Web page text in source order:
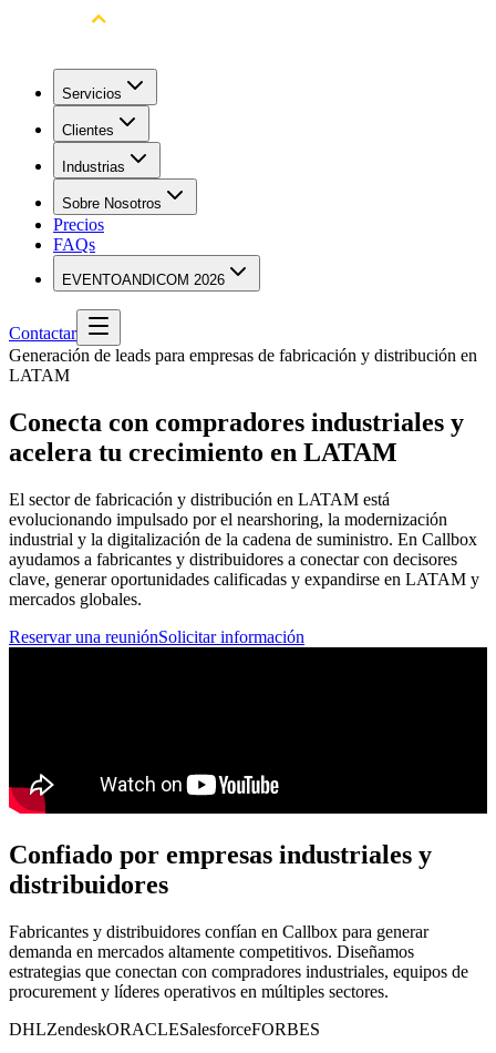
Servicios
Clientes
Industrias
Sobre Nosotros
Precios
FAQs
EVENTOANDICOM 2026
Contactar
Generación de leads para empresas de fabricación y distribución en
LATAM
Conecta con compradores industriales y
acelera tu crecimiento en LATAM
El sector de fabricación y distribución en LATAM está
evolucionando impulsado por el nearshoring, la modernización
industrial y la digitalización de la cadena de suministro. En Callbox
ayudamos a fabricantes y distribuidores a conectar con decisores
clave, generar oportunidades calificadas y expandirse en LATAM y
mercados globales.
Reservar una reuniónSolicitar información
Confiado por empresas industriales y
distribuidores
Fabricantes y distribuidores confían en Callbox para generar
demanda en mercados altamente competitivos. Diseñamos
estrategias que conectan con compradores industriales, equipos de
procurement y líderes operativos en múltiples sectores.
DHLZendeskORACLESalesforceFORBES